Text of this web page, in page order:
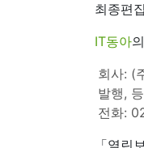
최종편
IT동아
회사: (
발행,
전화:
「열